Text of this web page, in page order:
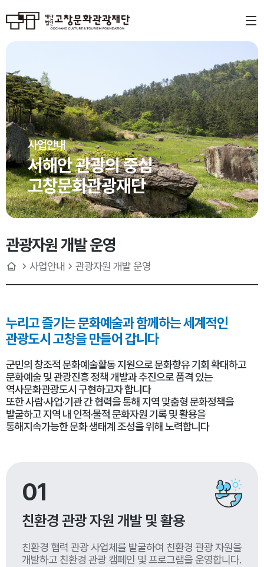
사업안내
서해안 관광의 중심
고창문화관광재단
관광자원 개발 운영
사업안내 관광자원 개발 운영
누리고 즐기는 문화예술과함께하는 세계적인
관광도시 고창을 만들어 갑니다
군민의 창조적 문화예술활동 지원으로 문화향유 기회 확대하고
문화예술 및 관광진흥 정책 개발과 추진으로 품격 있는
역사문화관광도시 구현하고자 합니다
또한 사람·사업·기관 간 협력을 통해 지역 맞춤형 문화정책을
발굴하고 지역 내 인적·물적 문화자원 기록 및 활용을
통해지속가능한 문화 생태계 조성을 위해 노력합니다
01
친환경 관광 자원 개발 및 활용
친환경 협력 관광 사업체를 발굴하여 친환경 관광 자원을
개발하고 친환경 관광 캠페인 및 프로그램을 운영합니다.